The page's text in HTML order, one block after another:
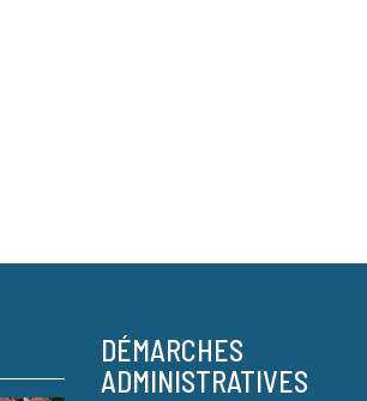
DÉMARCHES
ADMINISTRATIVES